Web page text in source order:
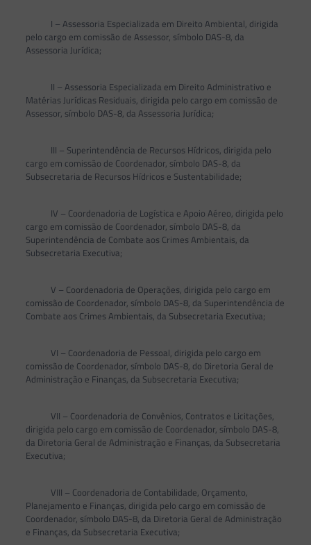
I – Assessoria Especializada em Direito Ambiental, dirigida
pelo cargo em comissão de Assessor, símbolo DAS-8, da
Assessoria Jurídica;
II – Assessoria Especializada em Direito Administrativo e
Matérias Jurídicas Residuais, dirigida pelo cargo em comissão de
Assessor, símbolo DAS-8, da Assessoria Jurídica;
III – Superintendência de Recursos Hídricos, dirigida pelo
cargo em comissão de Coordenador, símbolo DAS-8, da
Subsecretaria de Recursos Hídricos e Sustentabilidade;
IV – Coordenadoria de Logística e Apoio Aéreo, dirigida pelo
cargo em comissão de Coordenador, símbolo DAS-8, da
Superintendência de Combate aos Crimes Ambientais, da
Subsecretaria Executiva;
V – Coordenadoria de Operações, dirigida pelo cargo em
comissão de Coordenador, símbolo DAS-8, da Superintendência de
Combate aos Crimes Ambientais, da Subsecretaria Executiva;
VI – Coordenadoria de Pessoal, dirigida pelo cargo em
comissão de Coordenador, símbolo DAS-8, do Diretoria Geral de
Administração e Finanças, da Subsecretaria Executiva;
VII – Coordenadoria de Convênios, Contratos e Licitações,
dirigida pelo cargo em comissão de Coordenador, símbolo DAS-8,
da Diretoria Geral de Administração e Finanças, da Subsecretaria
Executiva;
VIII – Coordenadoria de Contabilidade, Orçamento,
Planejamento e Finanças, dirigida pelo cargo em comissão de
Coordenador, símbolo DAS-8, da Diretoria Geral de Administração
e Finanças, da Subsecretaria Executiva;